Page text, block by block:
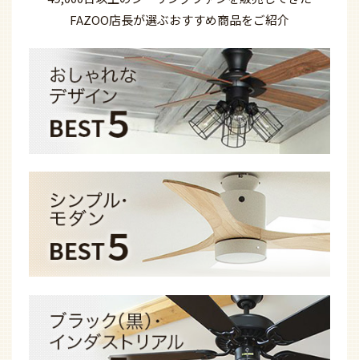
FAZOO店長が選ぶおすすめ商品をご紹介